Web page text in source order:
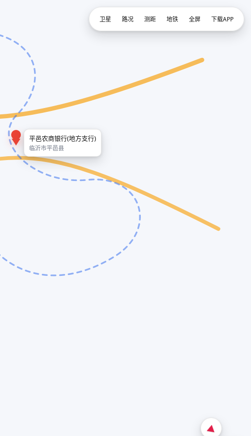
平邑农商银行(地方支行)
临沂市平邑县
卫星 路况 测距 地铁 全屏 下载APP